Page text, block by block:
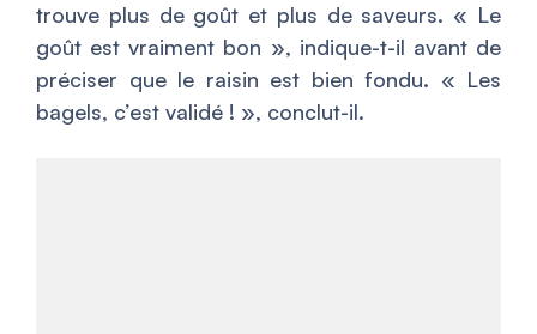
trouve plus de goût et plus de saveurs. « Le
goût est vraiment bon », indique-t-il avant de
préciser que le raisin est bien fondu. « Les
bagels, c’est validé ! », conclut-il.